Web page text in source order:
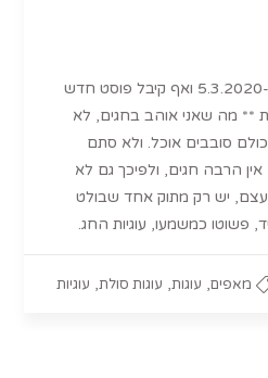
** המתכון עודכן ונערך ב-5.3.2020 ואף קיבל פוסט חדש
** מה שאני אוהב בחגים, לא
סובבים אוכל. ולא סתם
הרבה חגים, ולפיכך גם לא
יש רק מתוק אחד שבולט
פשוטו כמשמעו, עוגיות החג.
מאפים, עוגות, עוגות סולת, עוגיות